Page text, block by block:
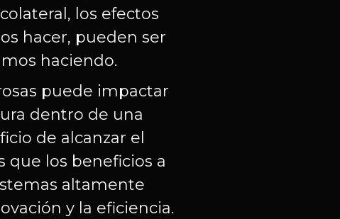
los efectos
hacer, pueden ser
haciendo.
puede impactar
dentro de una
de alcanzar el
que los beneficios a
altamente
y la eficiencia.